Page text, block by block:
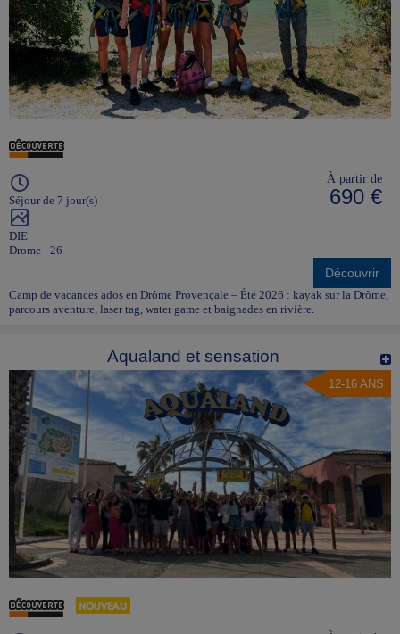
Séjour de 7 jour(s)
DIE
Drome - 26
À partir de
690 €
Découvrir
Camp de vacances ados en Drôme Provençale – Été 2026 : kayak sur la Drôme,
parcours aventure, laser tag, water game et baignades en rivière.
Aqualand et sensation
12-16 ANS